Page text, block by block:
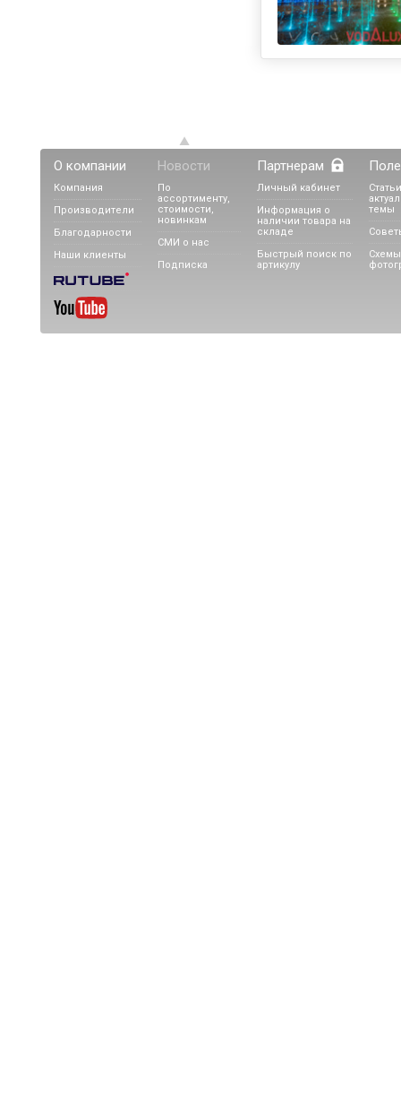
О компании
Компания
Производители
Благодарности
Наши клиенты
Новости
По
ассортименту,
стоимости,
новинкам
СМИ о нас
Подписка
Партнерам
Личный кабинет
Информация о
наличии товара на
складе
Быстрый поиск по
артикулу
темы